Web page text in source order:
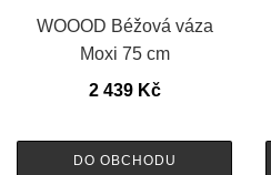
WOOOD Béžová váza
Moxi 75 cm
2 439 Kč
DO OBCHODU